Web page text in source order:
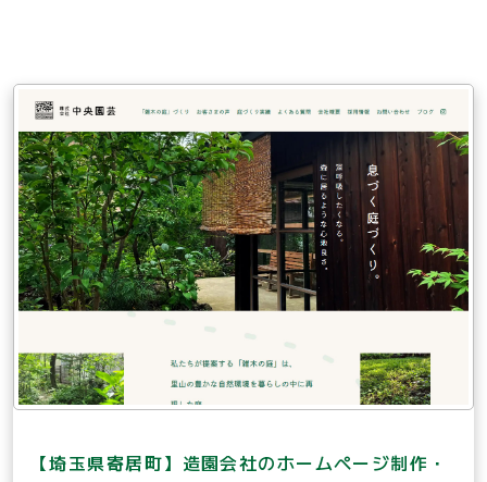
【埼玉県寄居町】造園会社のホームページ制作・